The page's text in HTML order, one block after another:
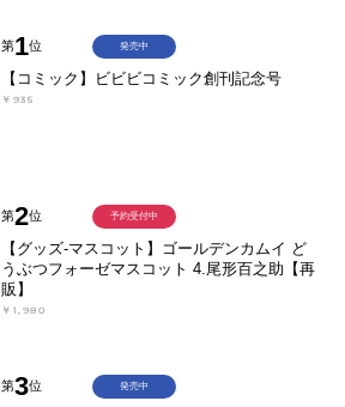
第1位
【コミック】ビビビコミック創刊記念号
￥935
発売中
第2位
【グッズ-マスコット】ゴールデンカムイ ど
うぶつフォーゼマスコット 4.尾形百之助【再
販】
￥1,980
予約受付中
第3位 発売中